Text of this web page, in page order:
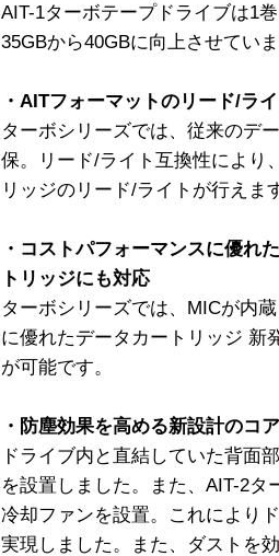
AIT-1ターボテープドライブは1
35GBから40GBに向上させてい
・AITフォーマットのリード/ラ
ターボシリーズでは、従来のデ
保。リード/ライト互換性により
リッジのリード/ライトが行えま
・コストパフォーマンスに優れ
トリッジにも対応
ターボシリーズでは、MICが内
に優れたデータカートリッジ 新
が可能です。
・防塵効果を高める新設計のコ
ドライブ内と直結していた背面
を設置しました。また、AIT-2
冷却ファンを設置。これにより
実現しました。また、ダストを